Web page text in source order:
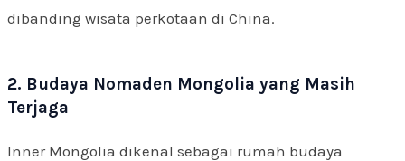
dibanding wisata perkotaan di China.
2. Budaya Nomaden Mongolia yang Masih
Terjaga
Inner Mongolia dikenal sebagai rumah budaya